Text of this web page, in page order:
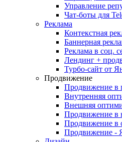
Управление
Чат-боты для
Реклама
Контекстная
Баннерная
Реклама в соц.
Лендинг +
Турбо-сайт от
Продвижение
Продвижение в
Внутренняя
Внешняя
Продвижение в
Продвижение в
Продвижение -